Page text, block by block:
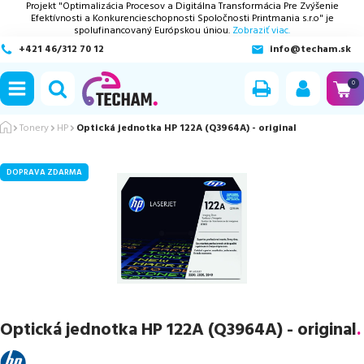
Projekt "Optimalizácia Procesov a Digitálna Transformácia Pre Zvýšenie
Efektívnosti a Konkurencieschopnosti Spoločnosti Printmania s.r.o" je
spolufinancovaný Európskou úniou. Zobraziť viac.
+421 46/312 70 12
info@techam.sk
0
Tonery HP Optická jednotka HP 122A (Q3964A) - original
DOPRAVA ZDARMA
Optická jednotka HP 122A (Q3964A) - original.